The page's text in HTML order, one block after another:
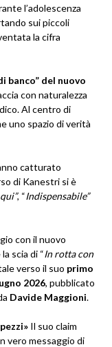
l’adolescenza
sui piccoli
la cifra
banco” del nuovo
con naturalezza
Al centro di
uno spazio di verità
catturato
di Kanestri si è
, “Indispensabile”
con il nuovo
scia di “In rotta con
verso il suo primo
2026, pubblicato
Davide Maggioni.
Il suo claim
vero messaggio di